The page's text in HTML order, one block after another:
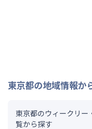
東京都の地域情報か
東京都のウィークリ
覧から探す